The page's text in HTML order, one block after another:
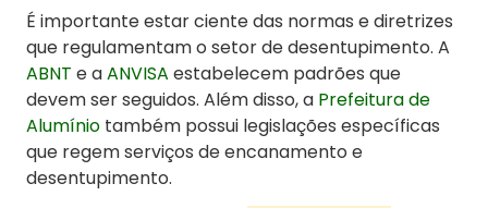
É importante estar ciente das normas e diretrizes
que regulamentam o setor de desentupimento. A
ABNT e aANVISA estabelecem padrões que
devem ser seguidos. Além disso, a Prefeitura de
Alumínio também possui legislações específicas
que regem serviços de encanamento e
desentupimento.